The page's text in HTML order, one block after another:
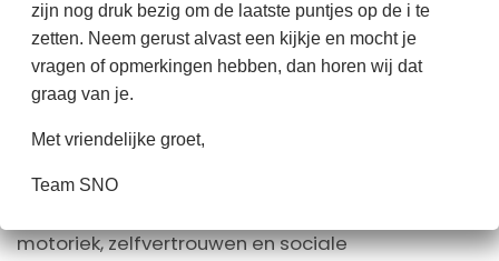
Groepen
Informatie
sportievelingen. Deze groep, speciaal voor
kinderen van vier tot zes jaar, draait helemaal om
spelenderwijs ontdekken en plezier maken. De
ontwikkelingsniveau: van bewegen en balspellen
tot creatieve en rustige momenten tussendoor.
motoriek, zelfvertrouwen en sociale
zijn nog druk bezig om de laatste puntjes op de i te
zetten. Neem gerust alvast een kijkje en mocht je
vragen of opmerkingen hebben, dan horen wij dat
graag van je.
Met vriendelijke groet,
Team SNO